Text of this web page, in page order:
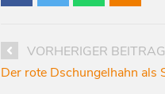
VORHERIGER BEITRAG
Der rote Dschungelhahn als